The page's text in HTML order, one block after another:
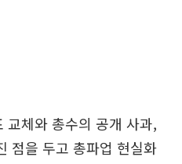
교체와 총수의 공개 사과,
점을 두고 총파업 현실화